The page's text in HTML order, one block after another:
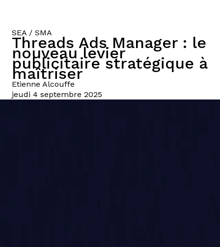
SEA / SMA
Threads Ads Manager : le
nouveau levier
publicitaire stratégique à
maîtriser
Etienne Alcouffe
jeudi 4 septembre 2025